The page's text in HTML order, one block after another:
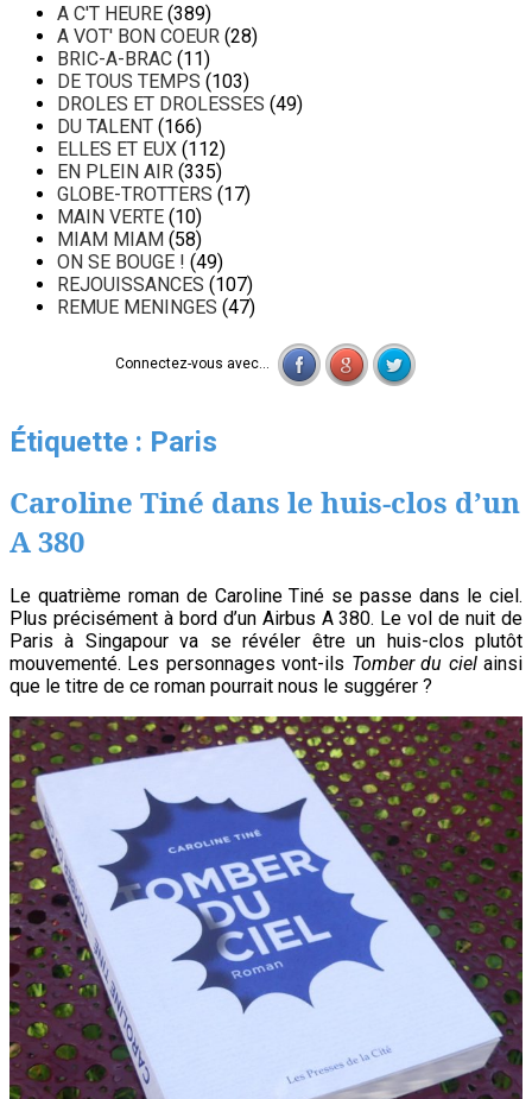
A C'T HEURE (389)
A VOT' BON COEUR (28)
BRIC-A-BRAC (11)
DE TOUS TEMPS (103)
DROLES ET DROLESSES (49)
DU TALENT (166)
ELLES ET EUX (112)
EN PLEIN AIR (335)
GLOBE-TROTTERS (17)
MAIN VERTE (10)
MIAM MIAM (58)
ON SE BOUGE ! (49)
REJOUISSANCES (107)
REMUE MENINGES (47)
Connectez-vous avec...
Étiquette : Paris
Caroline Tiné dans le huis-clos d’un
A 380
Le quatrième roman de Caroline Tiné se passe dans le ciel.
Plus précisément à bord d’un Airbus A 380. Le vol de nuit de
Paris à Singapour va se révéler être un huis-clos plutôt
mouvementé. Les personnages vont-ils Tomber du cielainsi
que le titre de ce roman pourrait nous le suggérer ?